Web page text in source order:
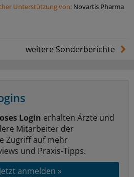
Unterstützung von: Novartis Pharma
weitere Sonderberichte
Login erhalten Ärzte und
Mitarbeiter der
Zugriff auf mehr
und Praxis-Tipps.
Jetzt anmelden »